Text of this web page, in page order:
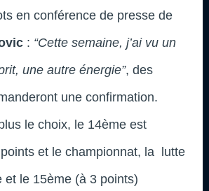
en conférence de presse de
: “Cette semaine, j’ai vu un
une autre énergie”, des
une confirmation.
le choix, le 14ème est
et le championnat, la lutte
et le 15ème (à 3 points)